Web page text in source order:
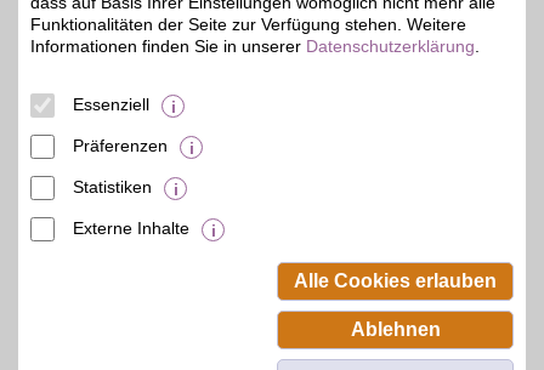
5%
Liberty Woman steht für
feminine Casual Mode mit
Beamten-Selbsthilfewerk GmbH.
Funktionalitäten der Seite zur Verfügung stehen. Weitere
Informationen finden Sie in unserer Datenschutzerklärung
Essenziell
Präferenzen
Statistiken
Externe Inhalte
Alle Cookies erlauben
Ablehnen